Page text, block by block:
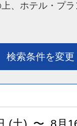
、ホテル・プラ
検索条件を変更